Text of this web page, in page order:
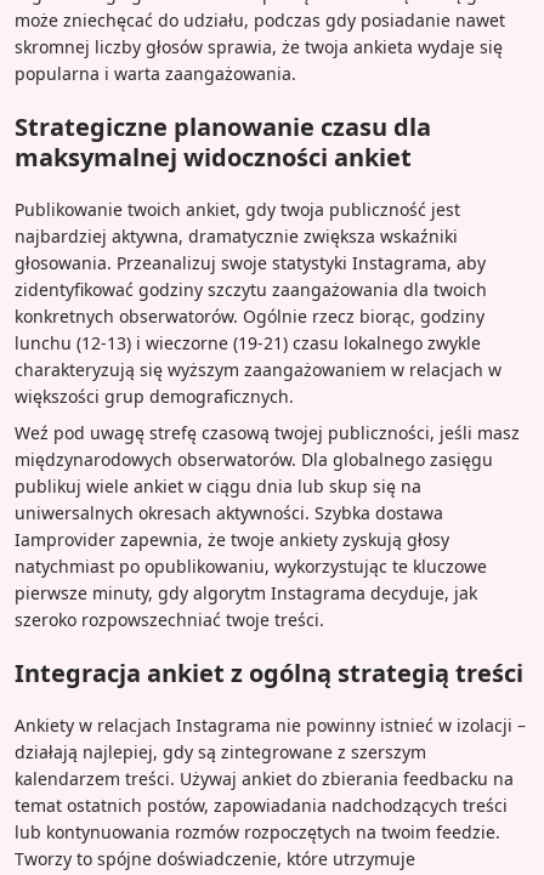
może zniechęcać do udziału, podczas gdy posiadanie nawet
skromnej liczby głosów sprawia, że twoja ankieta wydaje się
popularna i warta zaangażowania.
Strategiczne planowanie czasu dla
maksymalnej widoczności ankiet
Publikowanie twoich ankiet, gdy twoja publiczność jest
najbardziej aktywna, dramatycznie zwiększa wskaźniki
głosowania. Przeanalizuj swoje statystyki Instagrama, aby
zidentyfikować godziny szczytu zaangażowania dla twoich
konkretnych obserwatorów. Ogólnie rzecz biorąc, godziny
lunchu (12-13) i wieczorne (19-21) czasu lokalnego zwykle
charakteryzują się wyższym zaangażowaniem w relacjach w
większości grup demograficznych.
Weź pod uwagę strefę czasową twojej publiczności, jeśli masz
międzynarodowych obserwatorów. Dla globalnego zasięgu
publikuj wiele ankiet w ciągu dnia lub skup się na
uniwersalnych okresach aktywności. Szybka dostawa
Iamprovider zapewnia, że twoje ankiety zyskują głosy
natychmiast po opublikowaniu, wykorzystując te kluczowe
pierwsze minuty, gdy algorytm Instagrama decyduje, jak
szeroko rozpowszechniać twoje treści.
Integracja ankiet z ogólną strategią treści
Ankiety w relacjach Instagrama nie powinny istnieć w izolacji –
działają najlepiej, gdy są zintegrowane z szerszym
kalendarzem treści. Używaj ankiet do zbierania feedbacku na
temat ostatnich postów, zapowiadania nadchodzących treści
lub kontynuowania rozmów rozpoczętych na twoim feedzie.
Tworzy to spójne doświadczenie, które utrzymuje